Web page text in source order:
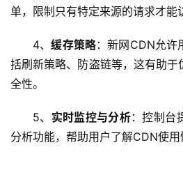
单，限制只有特定来源的请求才能
4、缓存策略：新网CDN允许
括刷新策略、防盗链等，这有助于
全性。
5、 实时监控与分析：控制台
分析功能，帮助用户了解CDN使用